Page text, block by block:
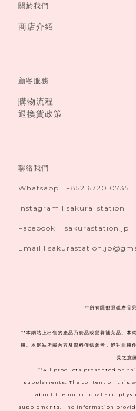
關於我們
商店介紹
顧客服務
購物流程
退換貨政策
聯絡我們
Whatsapp I +852 6720 0735
Instagram I sakura_station
Facebook I sakurastation.jp
Email I
** 所有隱形眼鏡產品
**本網站上出售的產品乃食品或營養補充品。本
用。本網站所載內容及資料僅供參考，絕對非用
見之意
**All products presented on
supplements. The content on this
about the nutritional and
supplements. The information